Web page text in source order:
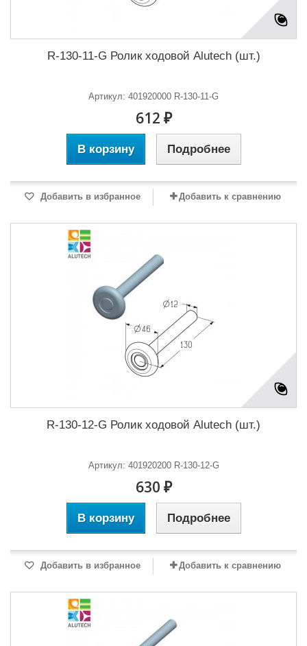
R-130-11-G Ролик ходовой Alutech (шт.)
Артикул: 401920000 R-130-11-G
612 ₽
В корзину Подробнее
Добавить в избранное Добавить к сравнению
R-130-12-G Ролик ходовой Alutech (шт.)
Артикул: 401920200 R-130-12-G
630 ₽
В корзину Подробнее
Добавить в избранное Добавить к сравнению